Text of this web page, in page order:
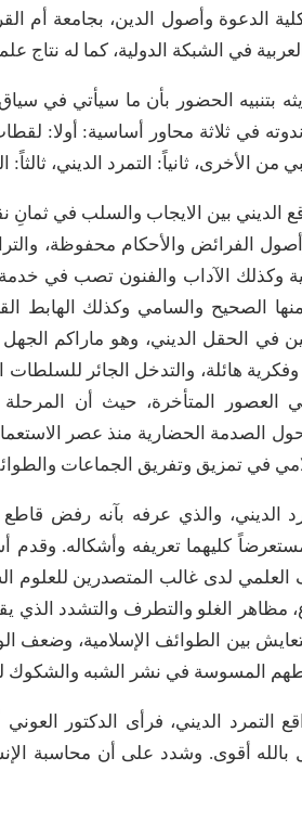
الدعوة وأصول الدين، بجامعة أم
في الشبكة الدولية، كما له نتاج
بتنبيه الحضور بأن ما سيأتي في
في ثلاثة محاور أساسية: أولا:
الأخرى، ثانياً: التمرد الديني، ثالثاً:
بين الايجاب والسلب في ثمانِ
الفرائض والأحكام محفوظة،
وكذلك الآداب والفنون تصب في خدمة
الصحيح والسامي وكذلك الهابط
في الحقل الديني، وهو ماراكم
هائلة، والتدخل الجائر
العصور المتأخرة، حيث أن
الصدمة الحضارية منذ عصر
في تمزيق وتفريق الجماعات
الديني، والذي عرفه بآنه رفض
كليهما تعريفه وأشكاله. وقدم
لدى غالب المتصدرين للعلوم
مظاهر الغلو والتطرف والتشدد الذي
بين الطوائف الإسلامية، وضعف
المسوسة في نشر الشبه والشكوك
التمرد الديني، فرأى الدكتور
بالله أقوى. وشدد على أن محاسبة